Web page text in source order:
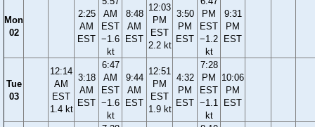
Mon
02
2:25
AM
EST
AM
EST
−1.6
kt
8:48
AM
EST
12:03
PM
EST
2.2 kt
3:50
PM
EST
PM
EST
−1.2
kt
9:31
PM
EST
Tue
03
12:14
AM
EST
1.4 kt
3:18
AM
EST
6:47
AM
EST
−1.6
kt
9:44
AM
EST
12:51
PM
EST
1.9 kt
4:32
PM
EST
7:28
PM
EST
−1.1
kt
10:06
PM
EST